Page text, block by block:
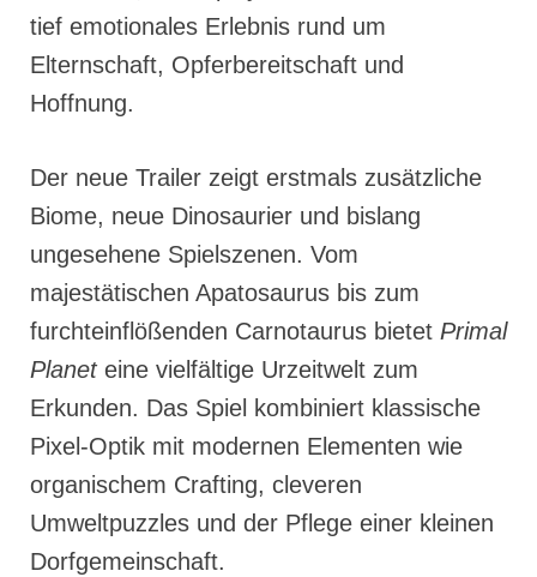
tief emotionales Erlebnis rund um
Elternschaft, Opferbereitschaft und
Hoffnung.
Der neue Trailer zeigt erstmals zusätzliche
Biome, neue Dinosaurier und bislang
ungesehene Spielszenen. Vom
majestätischen Apatosaurus bis zum
furchteinflößenden Carnotaurus bietet Primal
Planeteine vielfältige Urzeitwelt zum
Erkunden. Das Spiel kombiniert klassische
Pixel-Optik mit modernen Elementen wie
organischem Crafting, cleveren
Umweltpuzzles und der Pflege einer kleinen
Dorfgemeinschaft.